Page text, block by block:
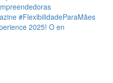
2025! O en